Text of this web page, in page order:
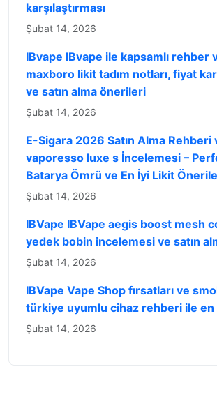
karşılaştırması
Şubat 14, 2026
IBvape IBvape ile kapsamlı rehber
maxboro likit tadım notları, fiyat
ve satın alma önerileri
Şubat 14, 2026
E-Sigara 2026 Satın Alma Rehberi
vaporesso luxe s İncelemesi –
Batarya Ömrü ve En İyi Likit
Şubat 14, 2026
IBVape IBVape aegis boost mesh
yedek bobin incelemesi ve satın
Şubat 14, 2026
IBVape Vape Shop fırsatları ve
türkiye uyumlu cihaz rehberi ile
Şubat 14, 2026